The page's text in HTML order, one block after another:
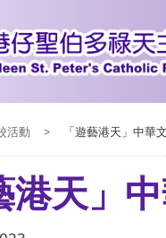
活動 > 「遊藝港天」中華
港天」